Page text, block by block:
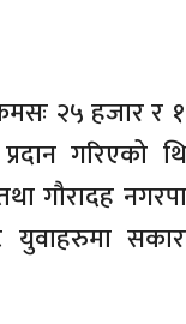
२५ हजार र
गरिएको
गौरादह